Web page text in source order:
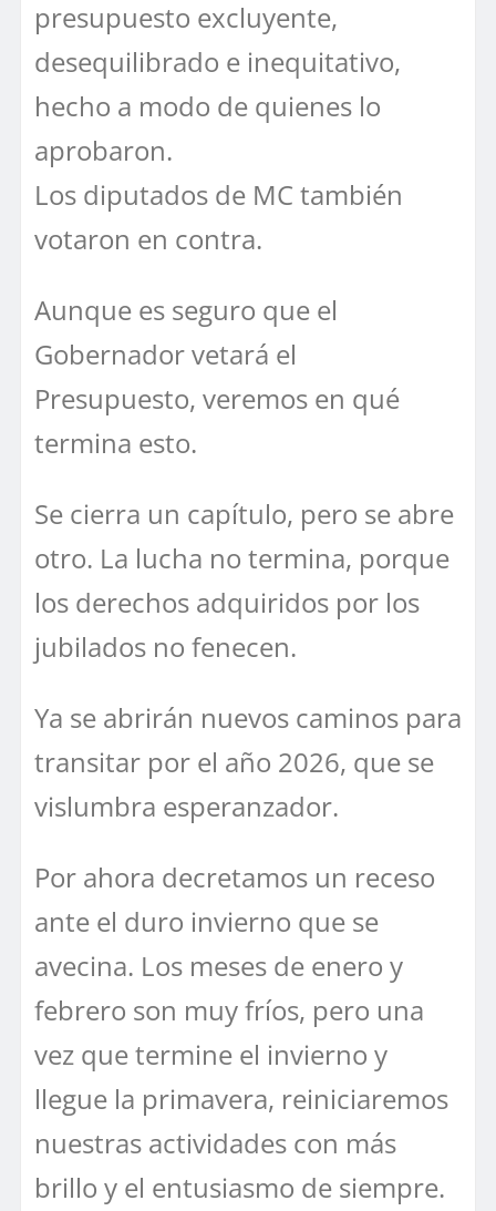
presupuesto excluyente,
desequilibrado e inequitativo,
hecho a modo de quienes lo
aprobaron.
Los diputados de MC también
votaron en contra.
Aunque es seguro que el
Gobernador vetará el
Presupuesto, veremos en qué
termina esto.
Se cierra un capítulo, pero se abre
otro. La lucha no termina, porque
los derechos adquiridos por los
jubilados no fenecen.
Ya se abrirán nuevos caminos para
transitar por el año 2026, que se
vislumbra esperanzador.
Por ahora decretamos un receso
ante el duro invierno que se
avecina. Los meses de enero y
febrero son muy fríos, pero una
vez que termine el invierno y
llegue la primavera, reiniciaremos
nuestras actividades con más
brillo y el entusiasmo de siempre.